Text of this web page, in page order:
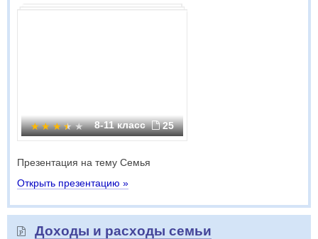
8-11 класс 25
Презентация на тему Cемья
Открыть презентацию »
Доходы и расходы семьи